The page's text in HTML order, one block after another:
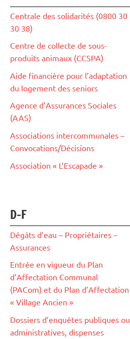
Centrale des solidarités (0800 30
30 38)
Centre de collecte de sous-
produits animaux (CCSPA)
Aide financière pour l’adaptation
du logement des seniors
Agence d’Assurances Sociales
(AAS)
Associations intercommunales –
Convocations/Décisions
Association « L’Escapade »
D-F
Dégâts d’eau – Propriétaires –
Assurances
Entrée en vigueur du Plan
d’Affectation Communal
(PACom) et du Plan d’Affectation
« Village Ancien »
Dossiers d’enquêtes publiques ou
administratives, dispenses